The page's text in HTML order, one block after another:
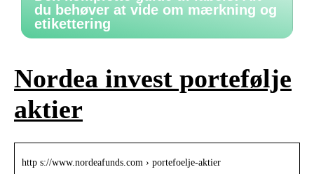
du behøver at vide om mærkning og
etikettering
Nordea invest portefølje
aktier
http s://www.nordeafunds.com › portefoelje-aktier